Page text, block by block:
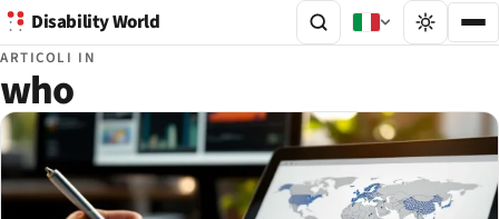
Disability World
ARTICOLI IN
who